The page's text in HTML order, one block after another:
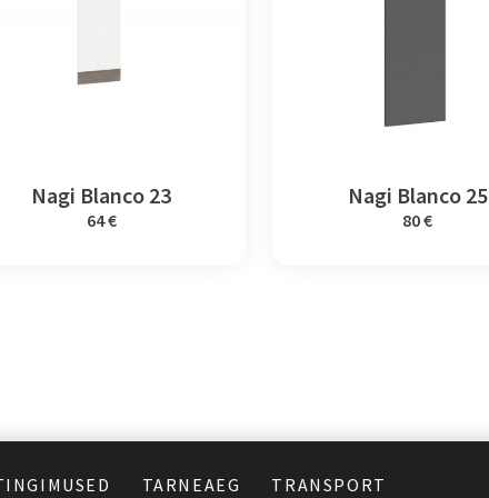
Nagi Blanco 23
64 €
Nagi Blanco 25
80 €
TARNEAEG TRANSPORT